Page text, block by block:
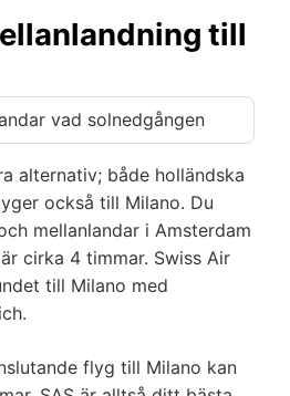
till
alternativ; både holländska
också till Milano. Du
mellanlandar i Amsterdam
cirka 4 timmar. Swiss Air
till Milano med
flyg till Milano kan